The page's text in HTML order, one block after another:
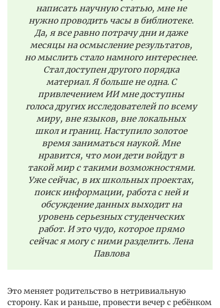
написать научную статью, мне не
нужно проводить часы в библиотеке.
Да, я все равно потрачу дни и даже
месяцы на осмысление результатов,
но мыслить стало намного интереснее.
Стал доступен другого порядка
материал. Я больше не одна. С
привлечением ИИ мне доступны
голоса других исследователей по всему
миру, вне языков, вне локальных
школ и границ. Наступило золотое
время заниматься наукой. Мне
нравится, что мои дети войдут в
такой мир с такими возможностями.
Уже сейчас, в их школьных проектах,
поиск информации, работа с ней и
обсуждение данных выходит на
уровень серьезных студенческих
работ. И это чудо, которое прямо
сейчас я могу с ними разделить. Лена
Павлова
Это меняет родительство в нетривиальную
сторону. Как и раньше, провести вечер с ребёнком